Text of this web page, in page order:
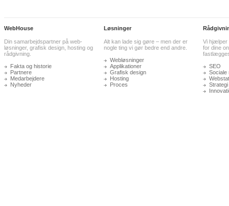
WebHouse
Din samarbejdspartner på web-
løsninger, grafisk design, hosting og
rådgivning.
Fakta og historie
Partnere
Medarbejdere
Nyheder
Løsninger
Alt kan lade sig gøre – men der er
nogle ting vi gør bedre end andre.
Webløsninger
Applikationer
Grafisk design
Hosting
Proces
Vi hjælper
for dine
SEO
Sociale
Strategi